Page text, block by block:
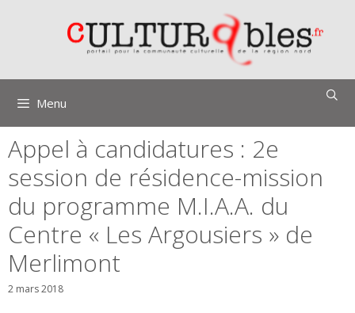
Menu
Appel à candidatures : 2e
session de résidence-mission
du programme M.I.A.A. du
Centre « Les Argousiers » de
Merlimont
2 mars 2018